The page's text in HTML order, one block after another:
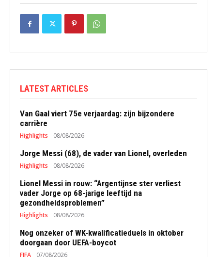
LATEST ARTICLES
Van Gaal viert 75e verjaardag: zijn bijzondere
carrière
Highlights 08/08/2026
Jorge Messi (68), de vader van Lionel, overleden
Highlights 08/08/2026
Lionel Messi in rouw: “Argentijnse ster verliest
vader Jorge op 68-jarige leeftijd na
gezondheidsproblemen”
Highlights 08/08/2026
Nog onzeker of WK-kwalificatieduels in oktober
doorgaan door UEFA-boycot
FIFA 07/08/2026